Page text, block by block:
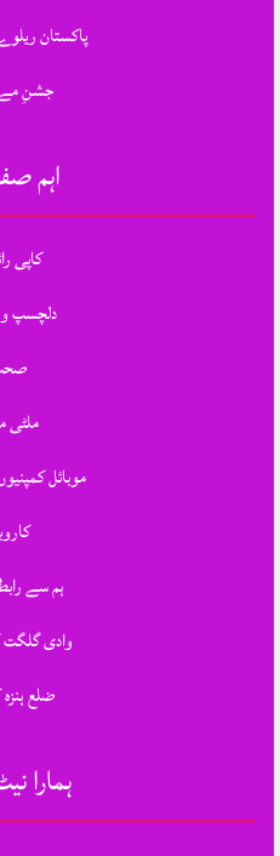
پاکستان
جشنِ
اہم
کاپی
دلچسپ
ملٹی
موبائل
ہم سے
وادی
ضلع
ہمارا